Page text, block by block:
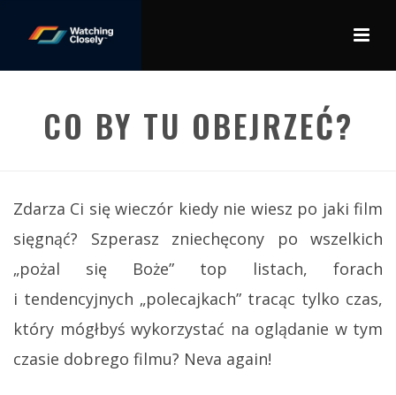
CO BY TU OBEJRZEĆ?
Zdarza Ci się wieczór kiedy nie wiesz po jaki film
sięgnąć? Szperasz zniechęcony po wszelkich
„pożal się Boże” top listach, forach
i tendencyjnych „polecajkach” tracąc tylko czas,
który mógłbyś wykorzystać na oglądanie w tym
czasie dobrego filmu? Neva again!